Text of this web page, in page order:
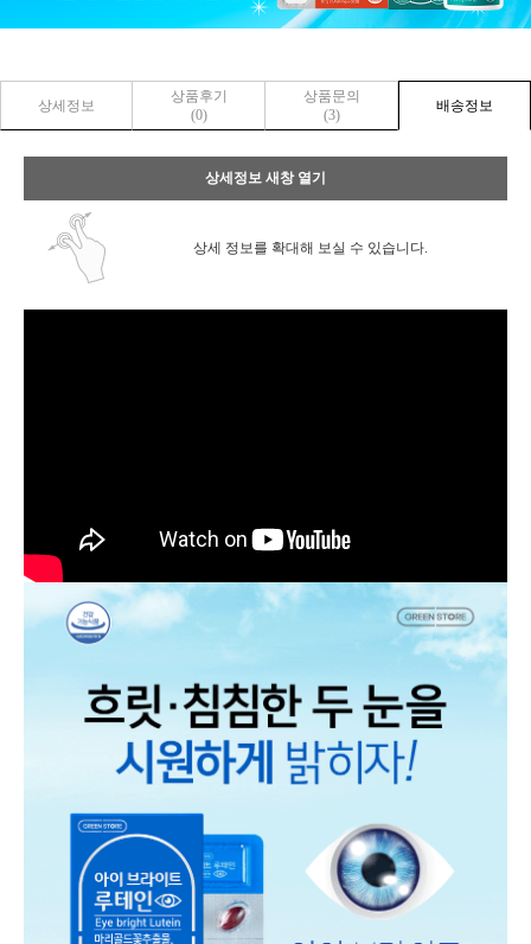
상세정보
상품후기
(0)
상품문의
(3)
배송정보
상세정보 새창 열기
상세 정보를 확대해 보실 수 있습니다.